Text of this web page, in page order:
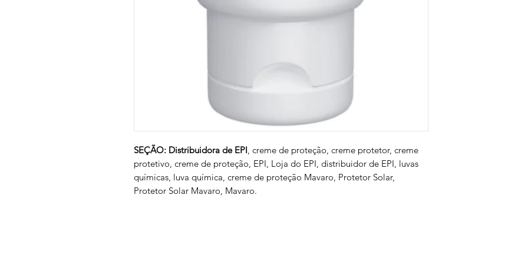
SEÇÃO: Distribuidora de EPI, creme de proteção, creme protetor, creme
protetivo, creme de proteção, EPI, Loja do EPI, distribuidor de EPI, luvas
químicas, luva química, creme de proteção Mavaro, Protetor Solar,
Protetor Solar Mavaro, Mavaro.